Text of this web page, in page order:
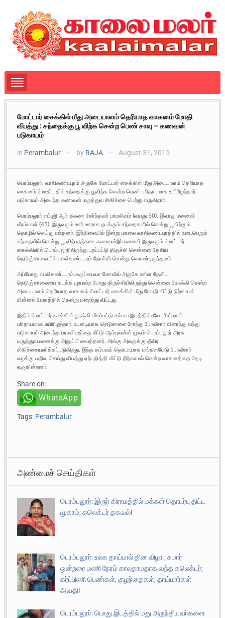
மோட்டார் சைக்கிள் மீது அடையாளம் தெரியாத வாகனம் மோதி
விபத்து : சந்தைக்கு பூ விற்க சென்ற பெண் சாவு – கணவன்
படுகாயம்
in Perambalur — by RAJA — August 31, 2015
பெரம்பலூர். வாலிகண்டபுரம் அருகே மோட்டார் சைக்கிள் மீது அடையாளம் தெரியாத
வாகனம் மோதியதில் சந்தைக்கு பூவிற்க சென்ற பெண் பரிதாபமாக உயிரிழந்தார்.
படுகாயம் அடைந்த கணவன் மருத்துவ சிகிச்சை பெற்று வருகிறார்.
பெரம்பலூர் எம்.ஜி.ஆர். நகரை சேர்ந்தவர் பரமசிவம் (வயது 50). இவரது மனைவி
வீரம்மாள் (45). இருவரும் ஊர் ஊராக நடக்கும் சந்தைகளில் சென்று பூவிற்கும்
தொழில் செய்து வந்தனர். இந்நிலையில் இன்று மாலை வாலிகண்டபுரத்தில் நடைபெறும்
சந்தையில் சென்று பூ விற்பதற்காக கணவன்இ மனைவி இருவரும் மோட்டார்
சைக்கிளில் பெரம்பலூரிலிருந்து புறப்பட்டு திருச்சி சென்னை தேசிய
நெடுஞ்சாலையில் வாலிகண்டபுரம் நோக்கி சென்று கொண்டிருந்தனர்.
அப்போது வாலிகண்டபுரம் கருப்பையா கோவில் அருகே உள்ள தேசிய
நெடுஞ்சாலையை கடக்க முயன்ற போது திருச்சியிலிருந்து சென்னை நோக்கி சென்ற
அடையாளம் தெரியாத வாகனம் மோட்டார் சைக்கிள் மீது மோதி விட்டு நிற்காமல்
மின்னல் வேகத்தில் சென்று மறைந்து விட்டது.
இதில் மோட்டார்சைக்கிள் தூக்கி வீசப்பட்டு சம்பவ இடத்திலேயே வீரம்மாள்
பரிதாபமாக உயிரிழந்தார். உடனடியாக நெடுசாலை ரோந்து போலீசார் விரைந்து வந்து
படுகாயம் அடைந்த பரமசிவத்தை மீட்டு ஆம்புலன்ஸ் மூலம் பெரம்பலூர் அரசு
மருத்துவமனைக்கு அனுப்பி வைத்தனர். அங்கு அவருக்கு தீவிர
சிகிச்சையளிக்கப்படுகிறது. இந்த சம்பவம் தொடா;பாக மங்களமேடு போலீசார்
வழக்கு பதிவு செய்து விபத்து ஏற்படுத்தி விட்டு நிற்காமல் சென்ற வாகனத்தை தேடி
வருகின்றனர்.
Share on:
WhatsApp
Tags: Perambalur
அண்மைச் செய்திகள்
பெரம்பலூர்: இரூர் கிராமத்தில் மக்கள் தொடர்பு திட்ட
முகாம்; கலெக்டர் தகவல்!
பெரம்பலூர்: உலக தாய்பால் தின விழா ; சுமார்
ஒன்றரை மணி நேரம் காலதாமதாக வந்த கலெக்டர்;
கர்ப்பிணி பெண்கள், குழந்தைகள், தாய்மார்கள்
அவதி!
பெரம்பலூர்: பொது இடத்தில் மது அருந்தியவர்களை